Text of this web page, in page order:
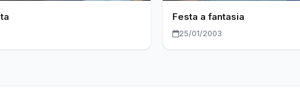
Festa a fantasia
25/01/2003